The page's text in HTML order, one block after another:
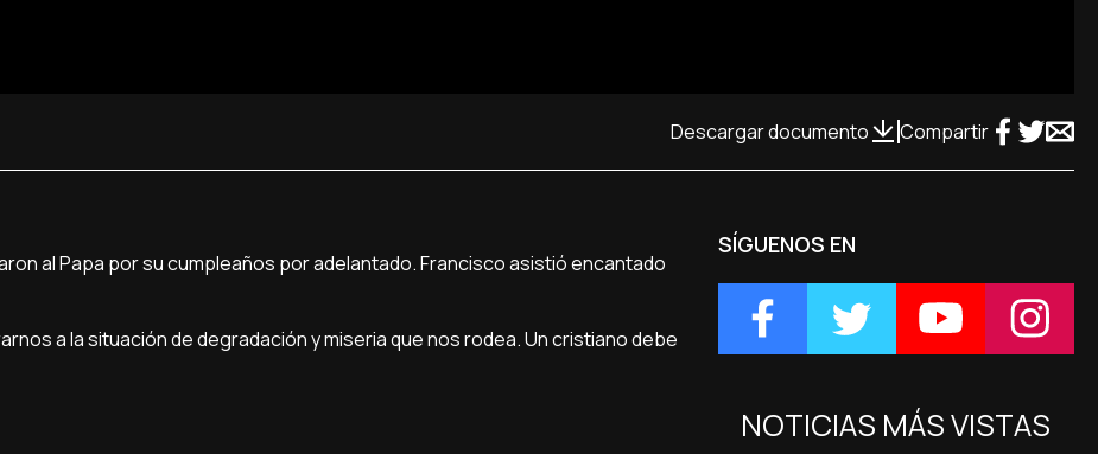
Descargar documento Compartir
al Papa por su cumpleaños por adelantado. Francisco asistió encantado
a la situación de degradación y miseria que nos rodea. Un cristiano debe
SÍGUENOS EN
NOTICIAS MÁS VISTAS